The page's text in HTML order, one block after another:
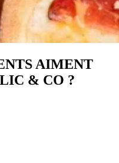
AIMENT
& CO ?